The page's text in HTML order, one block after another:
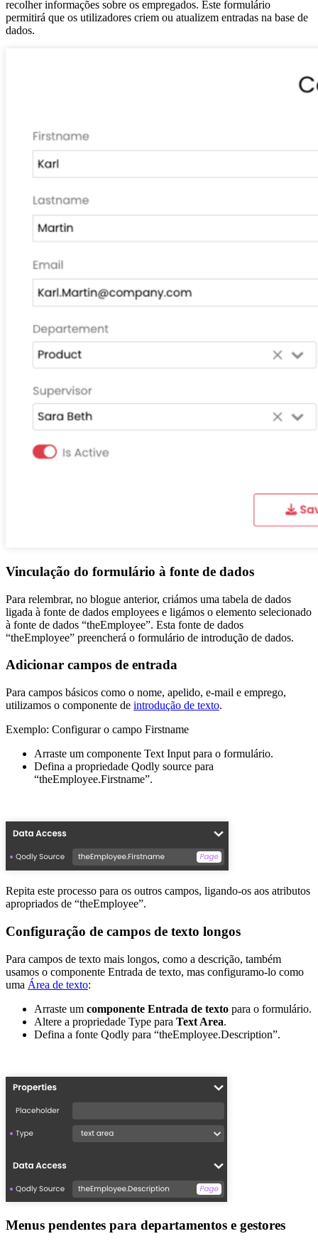
recolher informações sobre os empregados. Este formulário
permitirá que os utilizadores criem ou atualizem entradas na base de
dados.
Vinculação do formulário à fonte de dados
Para relembrar, no blogue anterior, criámos uma tabela de dados
ligada à fonte de dados employees e ligámos o elemento selecionado
à fonte de dados “theEmployee”. Esta fonte de dados
“theEmployee” preencherá o formulário de introdução de dados.
Adicionar campos de entrada
Para campos básicos como o nome, apelido, e-mail e emprego,
utilizamos o componente de introdução de texto.
Exemplo: Configurar o campo Firstname
Arraste um componente Text Input para o formulário.
Defina a propriedade Qodly source para
“theEmployee.Firstname”.
Repita este processo para os outros campos, ligando-os aos atributos
apropriados de “theEmployee”.
Configuração de campos de texto longos
Para campos de texto mais longos, como a descrição, também
usamos o componente Entrada de texto, mas configuramo-lo como
uma Área de texto:
Arraste um componente Entrada de texto para o formulário.
Altere a propriedade Type para Text Area.
Defina a fonte Qodly para “theEmployee.Description”.
Menus pendentes para departamentos e gestores